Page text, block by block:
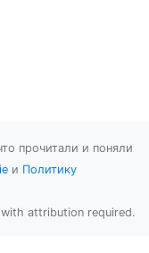
прочитали и поняли
и Политику
with attribution required.